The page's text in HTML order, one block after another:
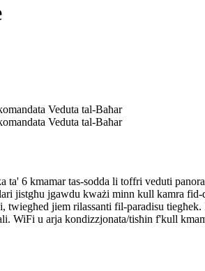
Veduta tal-Baħar
Veduta tal-Baħar
ta' 6 kmamar tas-sodda li toffri veduti
jistgħu jgawdu kważi minn kull kamra
twiegħed jiem rilassanti fil-paradisu
WiFi u arja kondizzjonata/tisħin f'kull